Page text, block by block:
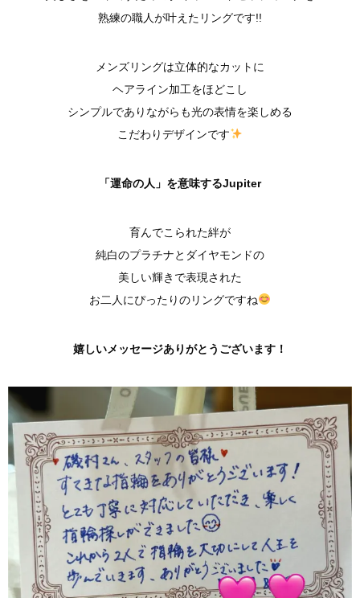
熟練の職人が叶えたリングです!!
メンズリングは立体的なカットに
ヘアライン加工をほどこし
シンプルでありながらも光の表情を楽しめる
こだわりデザインです
「運命の人」を意味するJupiter
育んでこられた絆が
純白のプラチナとダイヤモンドの
美しい輝きで表現された
お二人にぴったりのリングですね
嬉しいメッセージありがとうございます！